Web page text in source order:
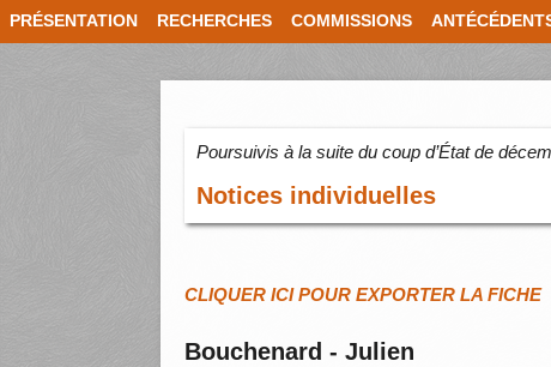
PRÉSENTATION RECHERCHES COMMISSIONS
Poursuivis à la suite du coup d’État de
Notices individuelles
CLIQUER ICI POUR EXPORTER LA FICHE
Bouchenard - Julien